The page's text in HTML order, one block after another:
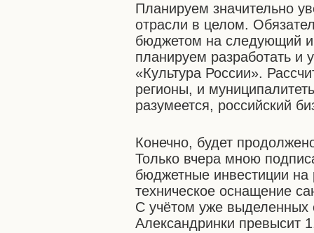
Планируем значительно
отрасли в целом.
бюджетом на следующий
планируем разработать и
«Культура России».
регионы, и
разумеется, российский
Конечно, будет
Только вчера мною
бюджетные инвестиции на
техническое оснащение
С учётом уже выделенных
Александринки превысит